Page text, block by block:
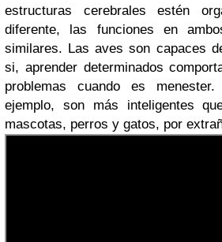
estructuras cerebrales estén
diferente, las funciones en
similares. Las aves son capaces
si, aprender determinados
problemas cuando es
ejemplo, son más inteligentes
mascotas, perros y gatos, por